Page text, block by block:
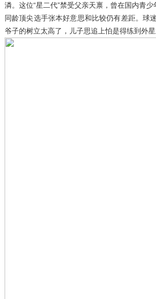
潾。这位“星二代”禁受父亲天禀，曾在国内青
同龄顶尖选手张本好意思和比较仍有差距。球
爷子的树立太高了，儿子思追上怕是得练到外